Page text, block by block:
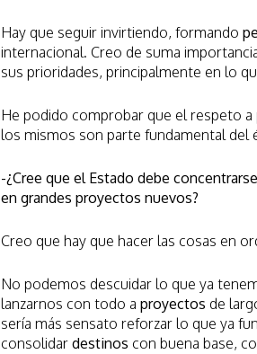
Hay que seguir invirtiendo, formando
internacional. Creo de suma
sus prioridades, principalmente en lo
He podido comprobar que el respeto
los mismos son parte fundamental del
-¿Cree que el Estado debe
en grandes proyectos nuevos?
Creo que hay que hacer las cosas en
No podemos descuidar lo que ya
lanzarnos con todo a proyectos de
sería más sensato reforzar lo que ya
consolidar destinos con buena base,